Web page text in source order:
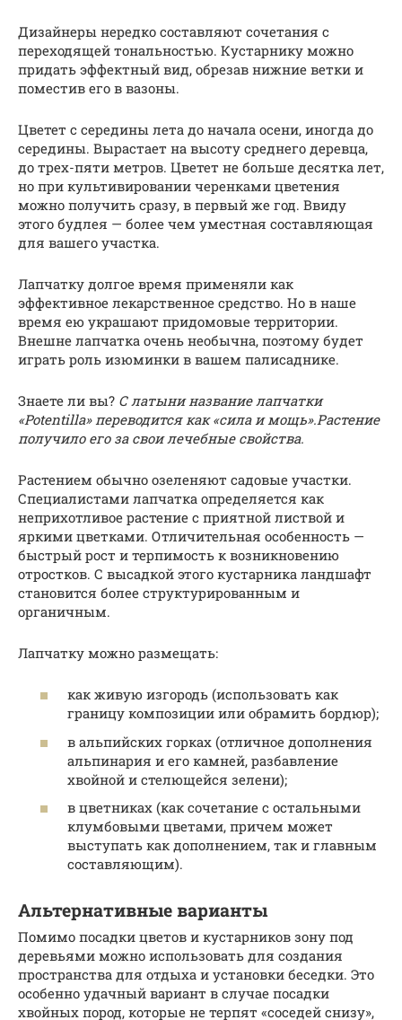
Дизайнеры нередко составляют сочетания с
переходящей тональностью. Кустарнику можно
придать эффектный вид, обрезав нижние ветки и
поместив его в вазоны.
Цветет с середины лета до начала осени, иногда до
середины. Вырастает на высоту среднего деревца,
до трех-пяти метров. Цветет не больше десятка лет,
но при культивировании черенками цветения
можно получить сразу, в первый же год. Ввиду
этого будлея — более чем уместная составляющая
для вашего участка.
Лапчатку долгое время применяли как
эффективное лекарственное средство. Но в наше
время ею украшают придомовые территории.
Внешне лапчатка очень необычна, поэтому будет
играть роль изюминки в вашем палисаднике.
Знаете ли вы? С латыни название лапчатки
«Potentilla» переводится как «сила и мощь».Растение
получило его за свои лечебные свойства.
Растением обычно озеленяют садовые участки.
Специалистами лапчатка определяется как
неприхотливое растение с приятной листвой и
яркими цветками. Отличительная особенность —
быстрый рост и терпимость к возникновению
отростков. С высадкой этого кустарника ландшафт
становится более структурированным и
органичным.
Лапчатку можно размещать:
как живую изгородь (использовать как
границу композиции или обрамить бордюр);
в альпийских горках (отличное дополнения
альпинария и его камней, разбавление
хвойной и стелющейся зелени);
в цветниках (как сочетание с остальными
клумбовыми цветами, причем может
выступать как дополнением, так и главным
составляющим).
Альтернативные варианты
Помимо посадки цветов и кустарников зону под
деревьями можно использовать для создания
пространства для отдыха и установки беседки. Это
особенно удачный вариант в случае посадки
хвойных пород, которые не терпят «соседей снизу»,